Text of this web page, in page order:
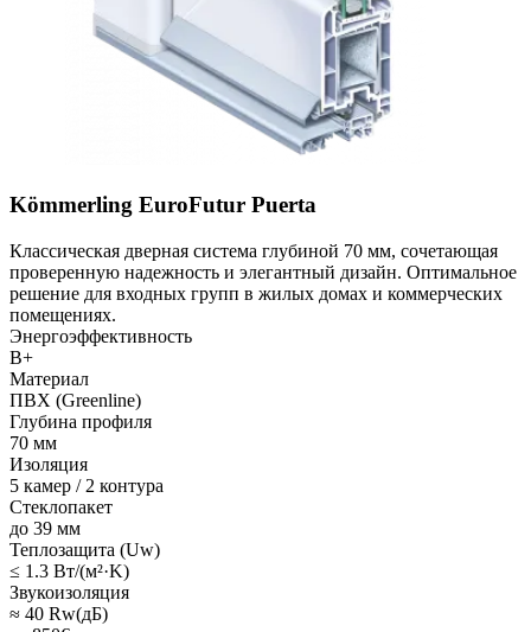
Kömmerling EuroFutur Puerta
Классическая дверная система глубиной 70 мм, сочетающая
проверенную надежность и элегантный дизайн. Оптимальное
решение для входных групп в жилых домах и коммерческих
помещениях.
Энергоэффективность
B+
Материал
ПВХ (Greenline)
Глубина профиля
70 мм
Изоляция
5 камер / 2 контура
Стеклопакет
до 39 мм
Теплозащита (Uw)
≤ 1.3 Вт/(м²·K)
Звукоизоляция
≈ 40 Rw(дБ)